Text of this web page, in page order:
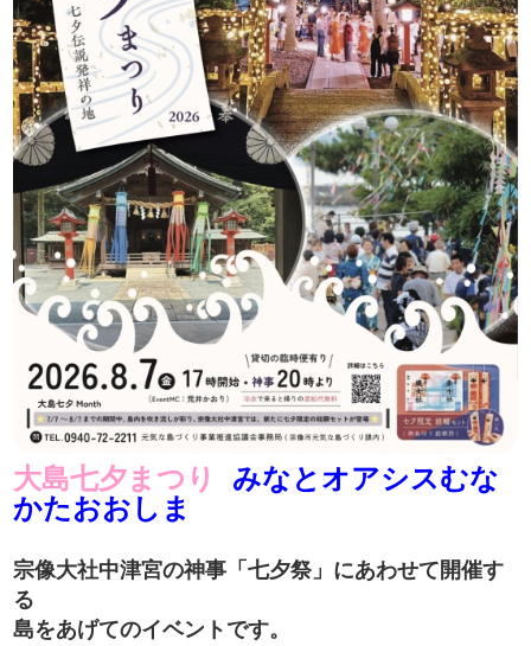
大島七夕まつり みなとオアシスむな
かたおおしま
宗像大社中津宮の神事「七夕祭」にあわせて開催す
る
島をあげてのイベントです。